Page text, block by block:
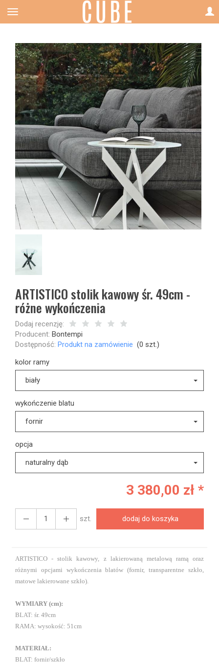
ARTISTICO stolik kawowy śr. 49cm -
różne wykończenia
Dodaj recenzję:
Producent: Bontempi
Dostępność: Produkt na zamówienie (0 szt.)
kolor ramy
biały
wykończenie blatu
fornir
opcja
naturalny dąb
3 380,00 zł *
szt. dodaj do koszyka
ARTISTICO - stolik kawowy, z lakierowaną metalową ramą oraz
różnymi opcjami wykończenia blatów (fornir, transparentne szkło,
matowe lakierowane szkło).
WYMIARY (cm):
BLAT: śr. 49cm
RAMA: wysokość: 51cm
MATERIAŁ:
BLAT: fornir/szkło